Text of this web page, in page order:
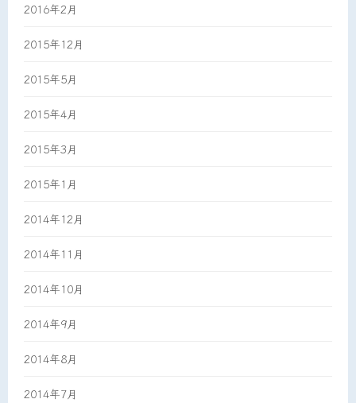
2016年2月
2015年12月
2015年5月
2015年4月
2015年3月
2015年1月
2014年12月
2014年11月
2014年10月
2014年9月
2014年8月
2014年7月